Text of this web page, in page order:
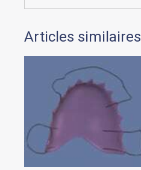
Articles similaires